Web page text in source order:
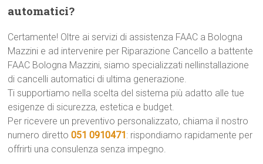
automatici?
Certamente! Oltre ai servizi di assistenza FAAC a Bologna
Mazzini e ad intervenire per Riparazione Cancello a battente
FAAC Bologna Mazzini, siamo specializzati nellinstallazione
di cancelli automatici di ultima generazione.
Ti supportiamo nella scelta del sistema più adatto alle tue
esigenze di sicurezza, estetica e budget.
Per ricevere un preventivo personalizzato, chiama il nostro
numero diretto051 0910471: rispondiamo rapidamente per
offrirti una consulenza senza impegno.